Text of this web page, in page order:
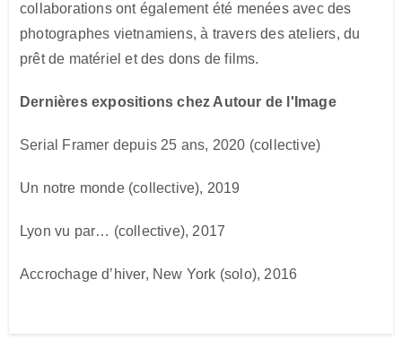
collaborations ont également été menées avec des
photographes vietnamiens, à travers des ateliers, du
prêt de matériel et des dons de films.
Dernières expositions chez Autour de l'Image
Serial Framer depuis 25 ans, 2020 (collective)
Un notre monde (collective), 2019
Lyon vu par… (collective), 2017
Accrochage d’hiver, New York (solo), 2016